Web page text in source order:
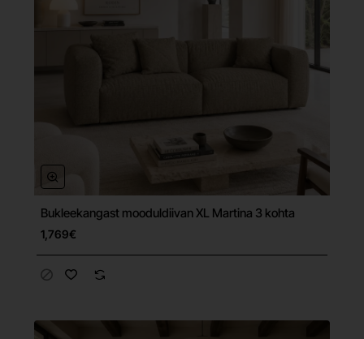
Tasuta tarne
Bukleekangast mooduldiivan XL Martina 3 kohta
1,769€